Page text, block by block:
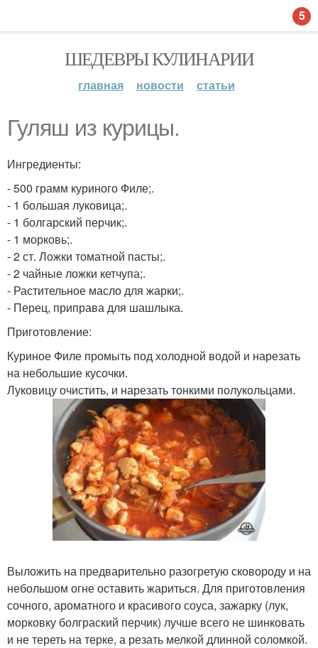
ШЕДЕВРЫ КУЛИНАРИИ
главная новости статьи
Гуляш из курицы.
Ингредиенты:
- 500 грамм куриного Филе;.
- 1 большая луковица;.
- 1 болгарский перчик;.
- 1 морковь;.
- 2 ст. Ложки томатной пасты;.
- 2 чайные ложки кетчупа;.
- Растительное масло для жарки;.
- Перец, приправа для шашлыка.
Приготовление:
Куриное Филе промыть под холодной водой и нарезать
на небольшие кусочки.
Луковицу очистить, и нарезать тонкими полукольцами.
Выложить на предварительно разогретую сковороду и на
небольшом огне оставить жариться. Для приготовления
сочного, ароматного и красивого соуса, зажарку (лук,
морковку болграский перчик) лучше всего не шинковать
и не тереть на терке, а резать мелкой длинной соломкой.
5